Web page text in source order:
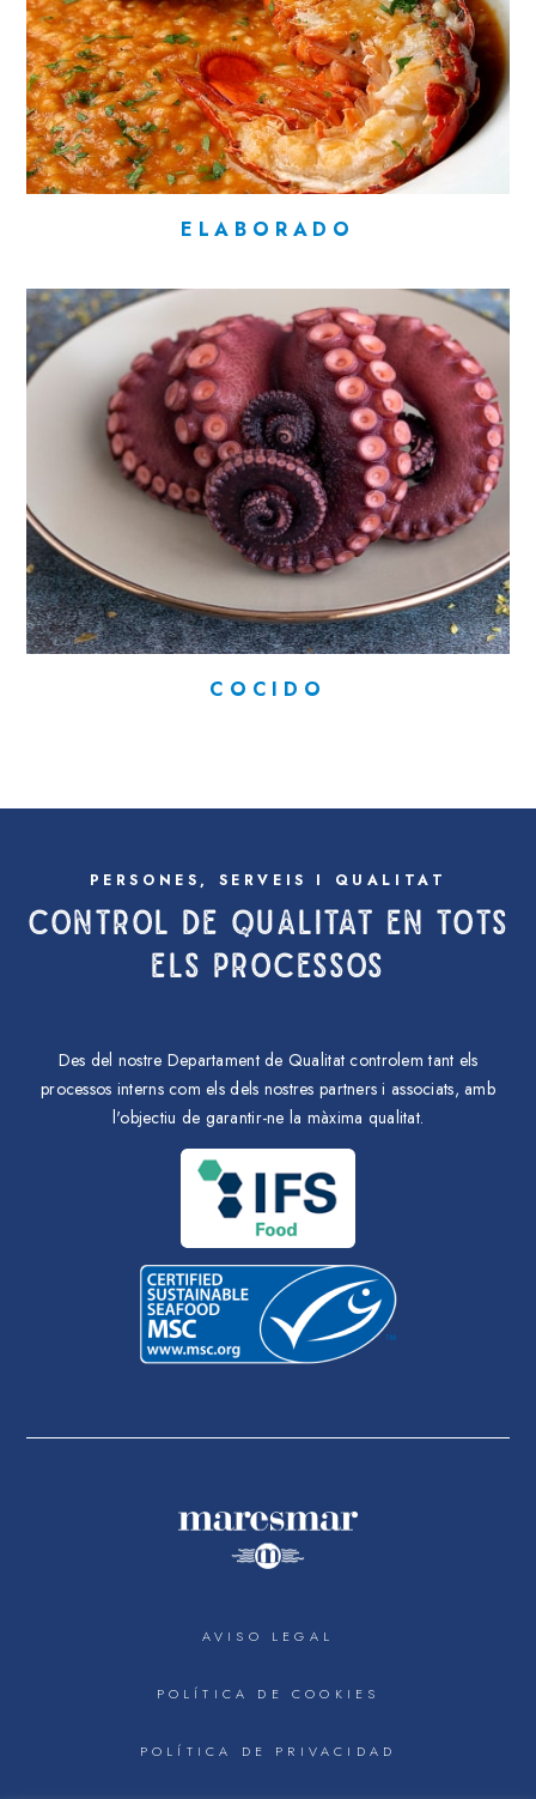
ELABORADO
COCIDO
PERSONES, SERVEIS I QUALITAT
CONTROL DE QUALITAT EN TOTS
ELS PROCESSOS
Des del nostre Departament de Qualitat controlem tant els
processos interns com els dels nostres partners i associats, amb
l'objectiu de garantir-ne la màxima qualitat.
AVISO LEGAL
POLÍTICA DE COOKIES
POLÍTICA DE PRIVACIDAD